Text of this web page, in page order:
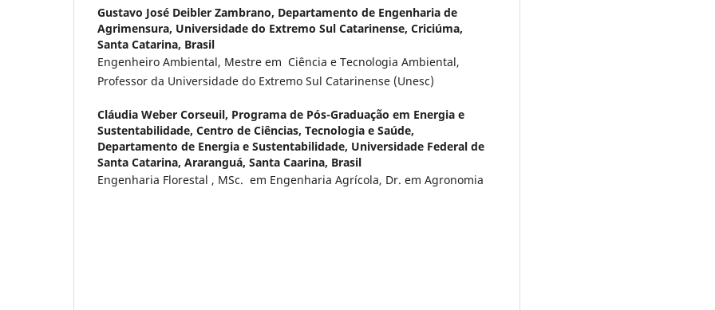
Gustavo José Deibler Zambrano, Departamento de Engenharia de
Agrimensura, Universidade do Extremo Sul Catarinense, Criciúma,
Santa Catarina, Brasil
Engenheiro Ambiental, Mestre em Ciência e Tecnologia Ambiental,
Professor da Universidade do Extremo Sul Catarinense (Unesc)
Cláudia Weber Corseuil, Programa de Pós-Graduação em Energia e
Sustentabilidade, Centro de Ciências, Tecnologia e Saúde,
Departamento de Energia e Sustentabilidade, Universidade Federal de
Santa Catarina, Araranguá, Santa Caarina, Brasil
Engenharia Florestal , MSc. em Engenharia Agrícola, Dr. em Agronomia